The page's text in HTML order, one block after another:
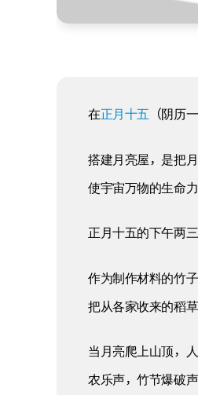
在正月十五 （阴历
搭建月亮屋，是把
使宇宙万物的生命
正月十五的下午两
作为制作材料的竹
把从各家收来的稻
当月亮爬上山顶，
农乐声，竹节爆破